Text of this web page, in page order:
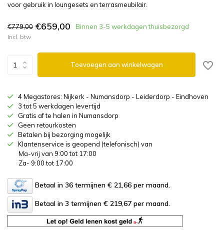
voor gebruik in loungesets en terrasmeubilair.
€779,00 €659,00 Binnen 3-5 werkdagen thuisbezorgd
Incl. btw
Toevoegen aan winkelwagen
4 Megastores: Nijkerk - Numansdorp - Leiderdorp - Eindhoven
3 tot 5 werkdagen levertijd
Gratis af te halen in Numansdorp
Geen retourkosten
Betalen bij bezorging mogelijk
Klantenservice is geopend (telefonisch) van
Ma-vrij van 9:00 tot 17:00
Za- 9:00 tot 17:00
Betaal in 36 termijnen € 21,66 per maand.
Betaal in 3 termijnen € 219,67 per maand.